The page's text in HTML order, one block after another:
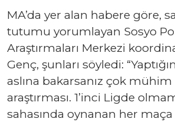
MA’da yer alan habere göre,
tutumu yorumlayan Sosyo
Araştırmaları Merkezi
Genç, şunları söyledi:
aslına bakarsanız çok
araştırması. 1’inci Ligde
sahasında oynanan her